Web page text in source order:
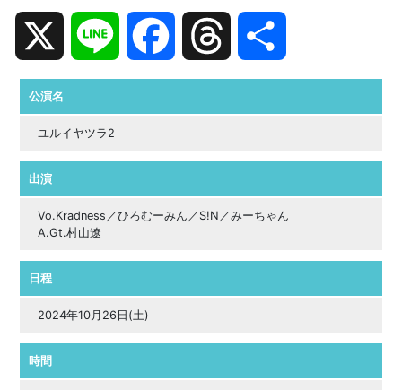
Line Facebook Threads
有
公演名
ユルイヤツラ2
出演
Vo.Kradness／ひろむーみん／S!N／みーちゃん
A.Gt.村山遼
日程
2024年10月26日(土)
時間